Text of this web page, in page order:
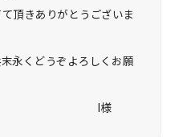
頂きありがとうございま
永くどうぞよろしくお願
I様